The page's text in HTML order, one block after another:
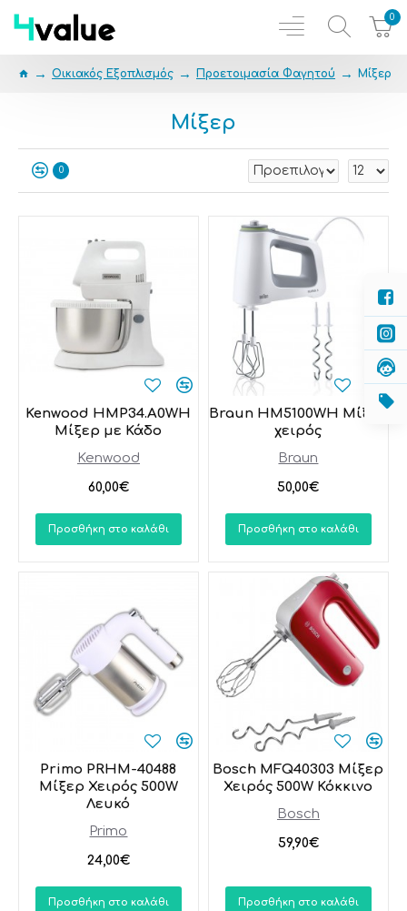
0
Οικιακός Εξοπλισμός Προετοιμασία Φαγητού Μίξερ
Μίξερ
0
Kenwood
Kenwood HMP34.A0WH
Μίξερ με Κάδο
60,00€
Προσθήκη στο καλάθι
Braun
Braun HM5100WH Μίξερ
χειρός
50,00€
Προσθήκη στο καλάθι
Primo
Primo PRHM-40488
Μίξερ Χειρός 500W
Λευκό
24,00€
Προσθήκη στο καλάθι
Bosch
Bosch MFQ40303 Μίξερ
Χειρός 500W Κόκκινο
59,90€
Προσθήκη στο καλάθι